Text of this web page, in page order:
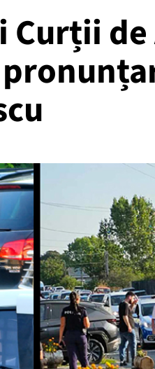
de